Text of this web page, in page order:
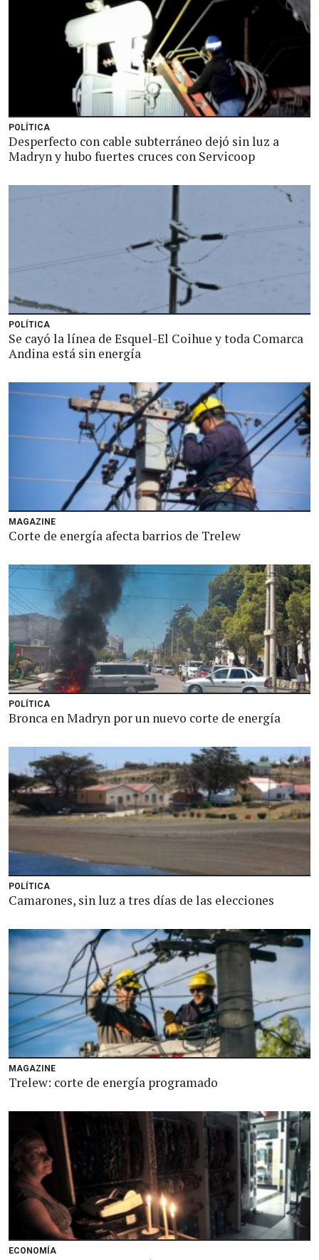
POLÍTICA
Desperfecto con cable subterráneo dejó sin luz a
Madryn y hubo fuertes cruces con Servicoop
POLÍTICA
Se cayó la línea de Esquel-El Coihue y toda Comarca
Andina está sin energía
MAGAZINE
Corte de energía afecta barrios de Trelew
POLÍTICA
Bronca en Madryn por un nuevo corte de energía
POLÍTICA
Camarones, sin luz a tres días de las elecciones
MAGAZINE
Trelew: corte de energía programado
ECONOMÍA